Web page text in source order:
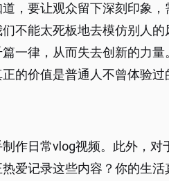
，要让观众留下深刻印象
不能太死板地去模仿别人
一律，从而失去创新的力
正的价值是普通人不曾体验
作日常vlog视频。此外，
爱记录这些内容？你的生